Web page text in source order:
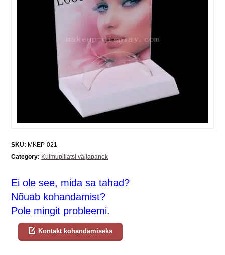
SKU: MKEP-021
Category: Kulmupliiatsi väljapanek
Ei ole see, mida sa tahad?
Nõuab kohandamist?
Pole mingit probleemi.
Kontakt kohandamiseks